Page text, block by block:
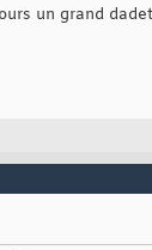
un grand